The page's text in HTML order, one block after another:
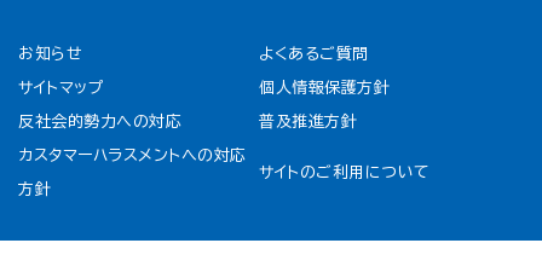
お知らせ よくあるご質問
サイトマップ 個人情報保護方針
反社会的勢力への対応 普及推進方針
カスタマーハラスメントへの対応
方針
サイトのご利用について